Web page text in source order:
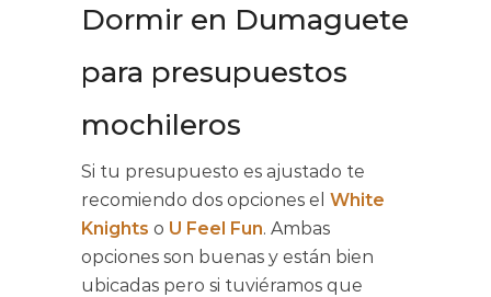
Dormir en Dumaguete
para presupuestos
mochileros
Si tu presupuesto es ajustado te
recomiendo dos opciones el White
Knights o U Feel Fun. Ambas
opciones son buenas y están bien
ubicadas pero si tuviéramos que